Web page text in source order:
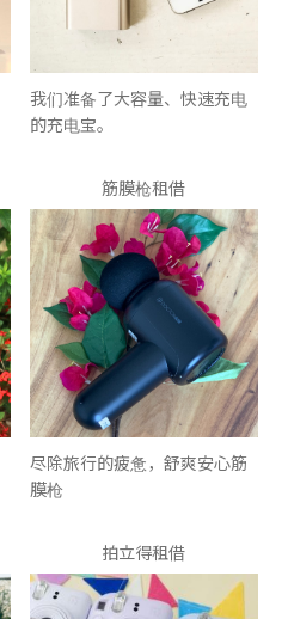
我们准备了大容量、快速充电
的充电宝。
筋膜枪租借
尽除旅行的疲惫，舒爽安心筋
膜枪
拍立得租借